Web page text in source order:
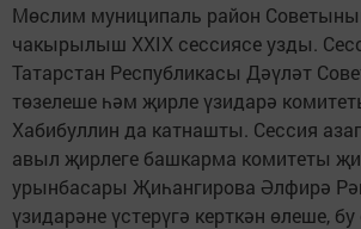
Мөслим муниципаль район
чакырылыш XXIX сессиясе узды.
Татарстан Республикасы Дәүләт
төзелеше һәм җирле үзидарә
Хабибуллин да катнашты. Сессия
авыл җирлеге башкарма комитеты
урынбасары Җиһангирова Әлфирә
үзидарәне үстерүгә керткән өлеше,